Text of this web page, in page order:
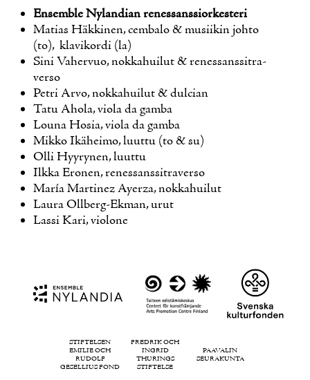
En­semble Ny­lan­dian re­nes­sans­sior­kes­te­ri
Ma­tias Häk­ki­nen, cem­ba­lo & musii­kin joh­to
(to), kla­vi­kor­di (la)
Si­ni Va­her­vuo, nok­ka­hui­lut & re­nes­sans­sit­ra­
ver­so
Pet­ri Ar­vo, nok­ka­hui­lut & dulcian
Ta­tu Aho­la, vio­la da gam­ba
Lou­na Ho­sia, vio­la da gam­ba
Mik­ko Ikä­hei­mo, luut­tu (to & su)
Ol­li Hyy­ry­nen, luut­tu
Ilk­ka Ero­nen, re­nes­sans­sit­ra­ver­so
María Mar­ti­nez Ayerza, nok­ka­hui­lut
Lau­ra Oll­berg-Ek­man, urut
Las­si Ka­ri, vio­lo­ne
STIFTELSEN
EMILIE OCH
RUDOLF
GESELLIUS FOND
FREDRIK OCH
INGRID
THURINGS
STIFTELSE
PAAVALIN
SEURAKUNTA